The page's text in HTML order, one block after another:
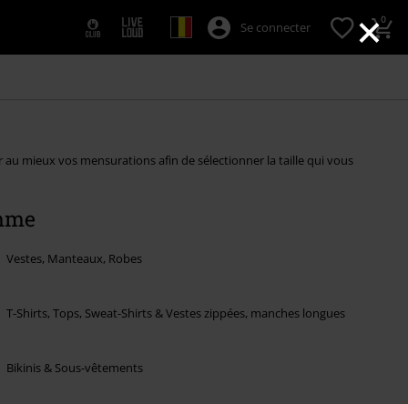
×
Se connecter 0
mieux vos mensurations afin de sélectionner la taille qui vous
Vestes, Manteaux, Robes
T-Shirts, Tops, Sweat-Shirts & Vestes zippées, manches longues
Bikinis & Sous-vêtements